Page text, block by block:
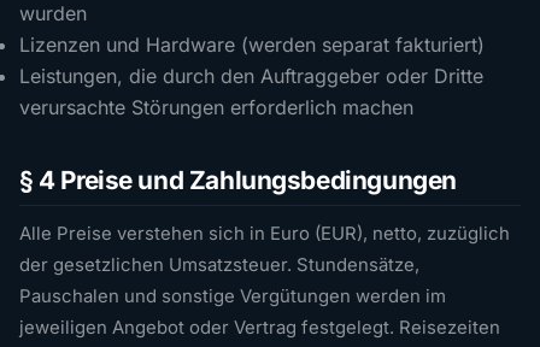
wurden
Lizenzen und Hardware (werden separat fakturiert)
Leistungen, die durch den Auftraggeber oder Dritte
verursachte Störungen erforderlich machen
§ 4 Preise und Zahlungsbedingungen
Alle Preise verstehen sich in Euro (EUR), netto, zuzüglich
der gesetzlichen Umsatzsteuer. Stundensätze,
Pauschalen und sonstige Vergütungen werden im
jeweiligen Angebot oder Vertrag festgelegt. Reisezeiten